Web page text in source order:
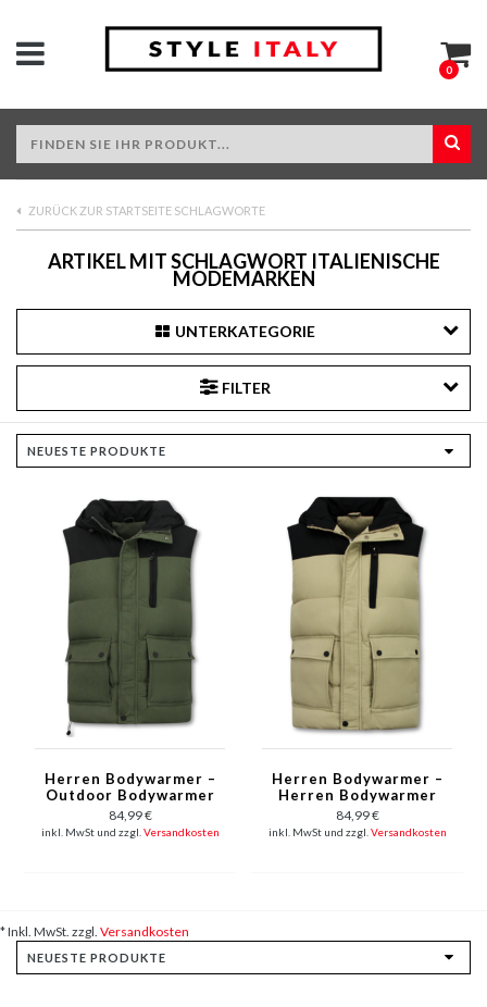
0
ZURÜCK ZUR STARTSEITE SCHLAGWORTE
ARTIKEL MIT SCHLAGWORT ITALIENISCHE
MODEMARKEN
UNTERKATEGORIE
FILTER
Herren Bodywarmer –
Outdoor Bodywarmer
für Herren – 901 –
Grün
84,99 €
inkl. MwSt und zzgl. Versandkosten
Herren Bodywarmer –
Herren Bodywarmer
mit Kapuze – 901 –
Beige
84,99 €
inkl. MwSt und zzgl. Versandkosten
* Inkl. MwSt. zzgl. Versandkosten